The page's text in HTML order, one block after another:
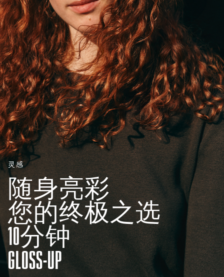
灵感
随身亮彩
您的终极之选
10分钟
GLOSS-UP